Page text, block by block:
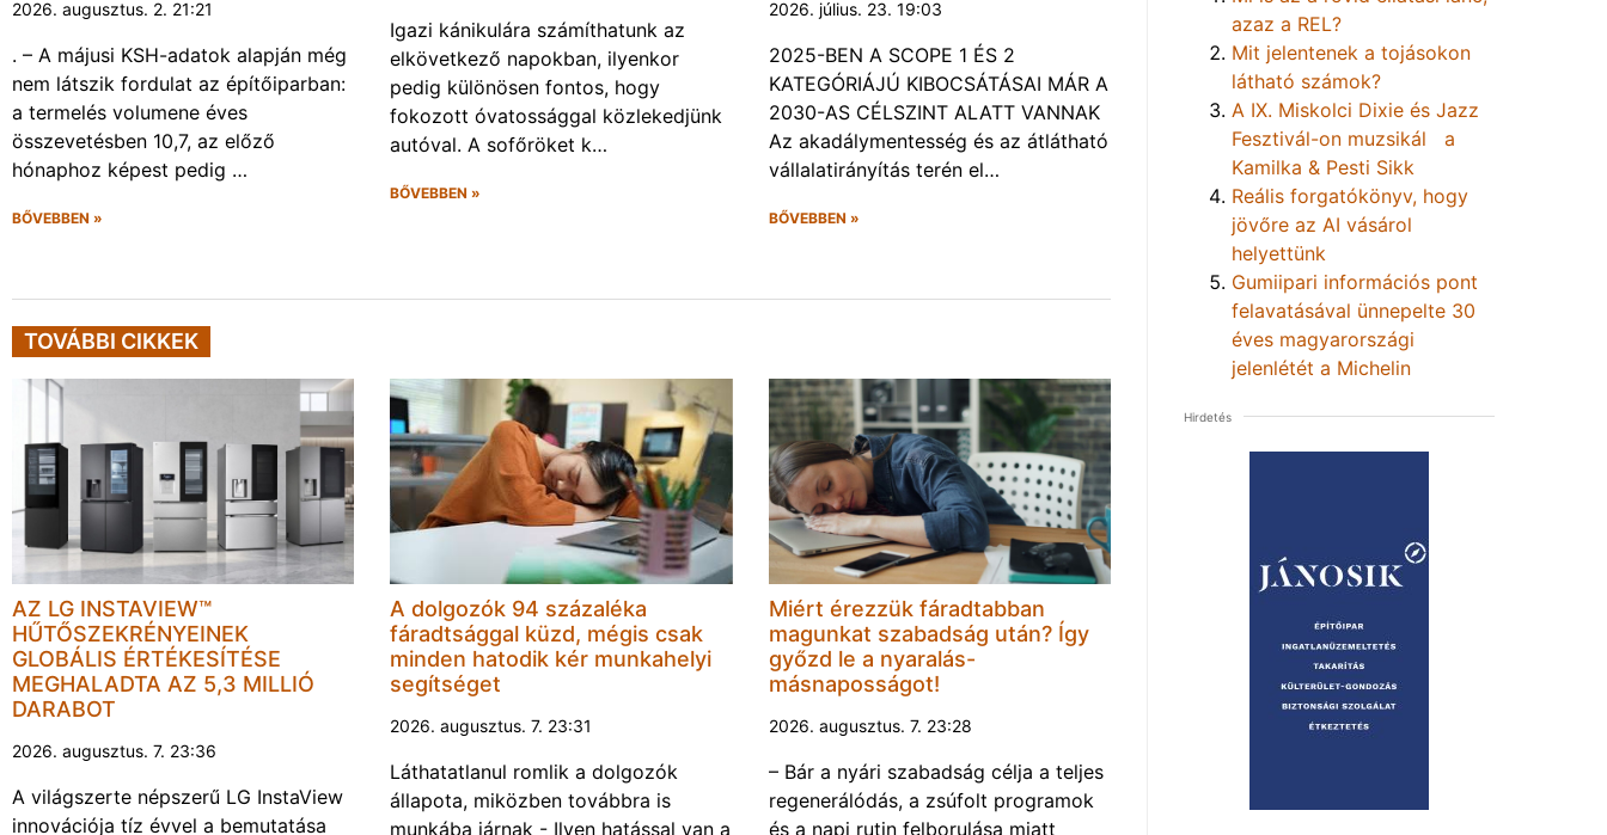
2026. augusztus. 2. 21:21
. – A májusi KSH-adatok alapján még
nem látszik fordulat az építőiparban:
a termelés volumene éves
összevetésben 10,7, az előző
hónaphoz képest pedig …
BŐVEBBEN »
Igazi kánikulára számíthatunk az
elkövetkező napokban, ilyenkor
pedig különösen fontos, hogy
fokozott óvatossággal közlekedjünk
autóval. A sofőröket k…
BŐVEBBEN »
2026. július. 23. 19:03
2025-BEN A SCOPE 1 ÉS 2
KATEGÓRIÁJÚ KIBOCSÁTÁSAI MÁR A
2030-AS CÉLSZINT ALATT VANNAK
Az akadálymentesség és az átlátható
vállalatirányítás terén el…
BŐVEBBEN »
TOVÁBBI CIKKEK
AZ LG INSTAVIEW™
HŰTŐSZEKRÉNYEINEK
GLOBÁLIS ÉRTÉKESÍTÉSE
MEGHALADTA AZ 5,3 MILLIÓ
DARABOT
2026. augusztus. 7. 23:36
A világszerte népszerű LG InstaView
innovációja tíz évvel a bemutatása
A dolgozók 94 százaléka
fáradtsággal küzd, mégis csak
minden hatodik kér munkahelyi
segítséget
2026. augusztus. 7. 23:31
Láthatatlanul romlik a dolgozók
állapota, miközben továbbra is
munkába járnak - Ilyen hatással van a
Miért érezzük fáradtabban
magunkat szabadság után? Így
győzd le a nyaralás-
másnaposságot!
2026. augusztus. 7. 23:28
– Bár a nyári szabadság célja a teljes
regenerálódás, a zsúfolt programok
és a napi rutin felborulása miatt
azaz a REL?
Mit jelentenek a tojásokon
látható számok?
A IX. Miskolci Dixie és Jazz
Fesztivál-on muzsikál a
Kamilka & Pesti Sikk
Reális forgatókönyv, hogy
jövőre az AI vásárol
helyettünk
Gumiipari információs pont
felavatásával ünnepelte 30
éves magyarországi
jelenlétét a Michelin
Hirdetés